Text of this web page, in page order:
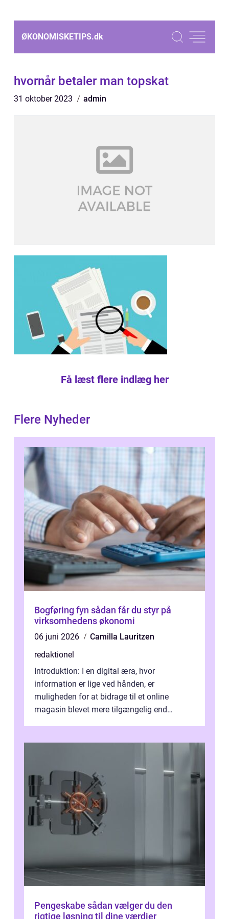
ØKONOMISKETIPS.dk
hvornår betaler man topskat
31 oktober 2023 admin
Få læst flere indlæg her
Flere Nyheder
Bogføring fyn sådan får du styr på
virksomhedens økonomi
06 juni 2026
Camilla Lauritzen
redaktionel
Introduktion: I en digital æra, hvor
information er lige ved hånden, er
muligheden for at bidrage til et online
magasin blevet mere tilgængelig end
Pengeskabe sådan vælger du den
rigtige løsning til dine værdier